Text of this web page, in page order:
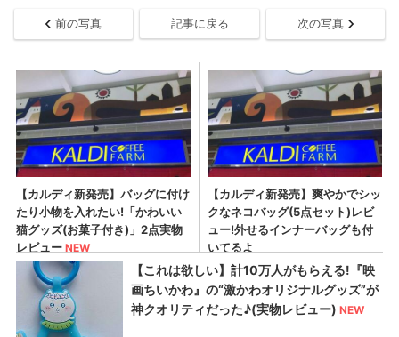
前の写真 記事に戻る 次の写真